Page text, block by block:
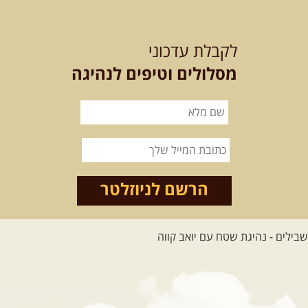
האם אתם מחפשים חוויה מיוחדת
בטבע? מחפשים חוויה שתעניק לכם ...
שישי- ממרומי
הגליל העליון למורדות הירדן
נצא מג'ש שבמורדות הר מירון, נמשיך
לאורך נחל דישון ונעצור ...[המשך]
לכל הטיולים
לקבלת עדכוני
מסלולים וטיפים לנהיגה
הרשם לניוזלטר